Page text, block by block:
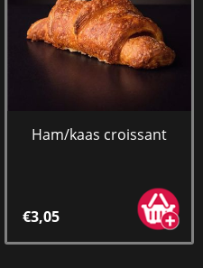
Ham/kaas croissant
€3,05